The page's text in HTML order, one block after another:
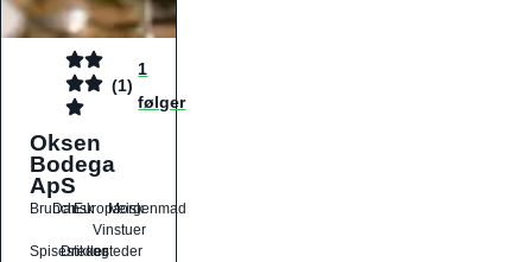
(1)
1
følger
Oksen
Bodega
ApS
Brunch
DanskEuropæiskMorgenmad
Spisesteder
Drikkesteder
Vinstuer
og